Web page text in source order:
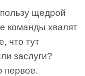
щедрой
команды хвалят
что тут
заслуги?
первое.